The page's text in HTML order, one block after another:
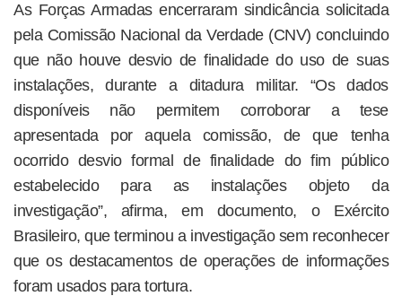
As Forças Armadas encerraram sindicância solicitada
pela Comissão Nacional da Verdade (CNV) concluindo
que não houve desvio de finalidade do uso de suas
instalações, durante a ditadura militar. “Os dados
disponíveis não permitem corroborar a tese
apresentada por aquela comissão, de que tenha
ocorrido desvio formal de finalidade do fim público
estabelecido para as instalações objeto da
investigação”, afirma, em documento, o Exército
Brasileiro, que terminou a investigação sem reconhecer
que os destacamentos de operações de informações
foram usados para tortura.